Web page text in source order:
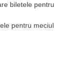
biletele pentru
pentru meciul